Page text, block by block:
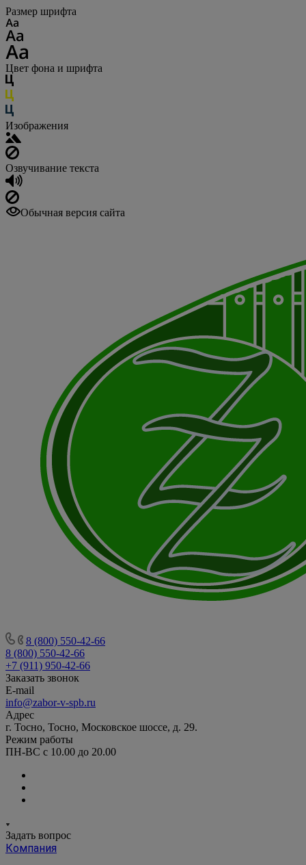
Размер шрифта
Цвет фона и шрифта
Изображения
Озвучивание текста
Обычная версия сайта
8 (800) 550-42-66
8 (800) 550-42-66
+7 (911) 950-42-66
Заказать звонок
E-mail
info@zabor-v-spb.ru
Адрес
г. Тосно, Тосно, Московское шоссе, д. 29.
Режим работы
ПН-ВС с 10.00 до 20.00
Задать вопрос
Компания